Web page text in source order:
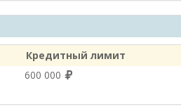
Кредитный лимит
600 000